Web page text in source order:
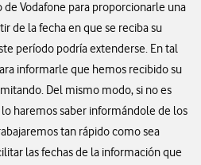
Vodafone para proporcionarle una
de la fecha en que se reciba su
período podría extenderse. En tal
informarle que hemos recibido su
Del mismo modo, si no es
haremos saber informándole de los
tan rápido como sea
las fechas de la información que